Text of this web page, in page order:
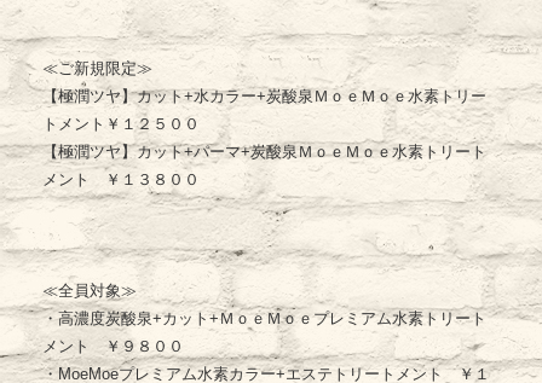
≪ご新規限定≫
【極潤ツヤ】カット+水カラー+炭酸泉ＭｏｅＭｏｅ水素トリー
トメント￥１２５００
【極潤ツヤ】カット+パーマ+炭酸泉ＭｏｅＭｏｅ水素トリート
メント ￥１３８００
≪全員対象≫
・高濃度炭酸泉+カット+ＭｏｅＭｏｅプレミアム水素トリート
メント ￥９８００
・MoeMoeプレミアム水素カラー+エステトリートメント ￥１